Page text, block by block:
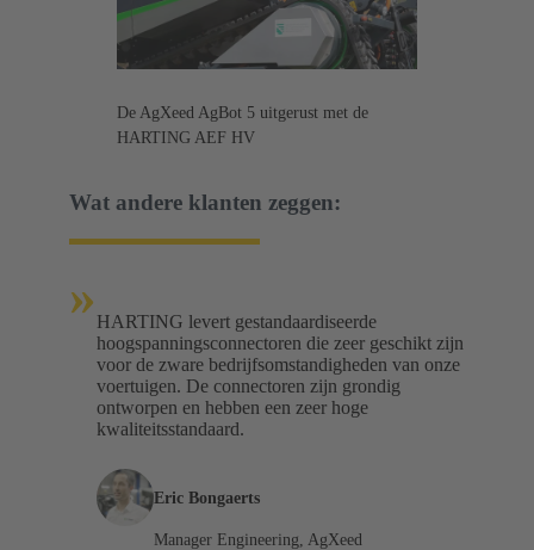
De AgXeed AgBot 5 uitgerust met de
HARTING AEF HV
Wat andere klanten zeggen:
» HARTING levert gestandaardiseerde
hoogspanningsconnectoren die zeer geschikt zijn
voor de zware bedrijfsomstandigheden van onze
voertuigen. De connectoren zijn grondig
ontworpen en hebben een zeer hoge
kwaliteitsstandaard.
Eric Bongaerts
Manager Engineering, AgXeed